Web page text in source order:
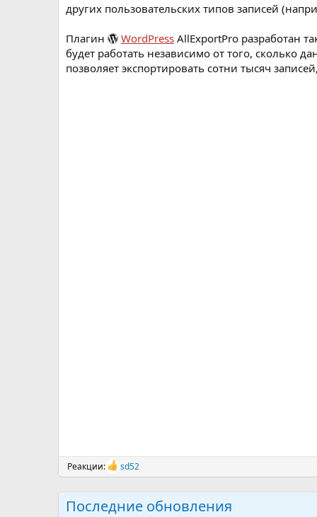
других пользовательских типов записей
Плагин WordPress AllExportPro разработан
будет работать независимо от того, сколько
позволяет экспортировать сотни тысяч
Реакции:
Р
а
к
sd52
Последние обновления